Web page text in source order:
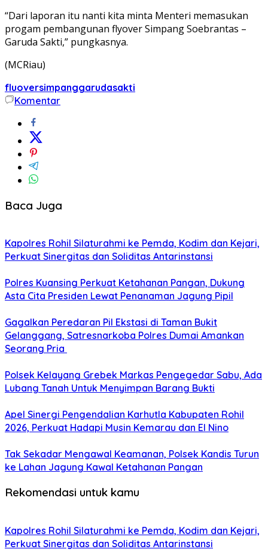
“Dari laporan itu nanti kita minta Menteri memasukan
progam pembangunan flyover Simpang Soebrantas –
Garuda Sakti,” pungkasnya.
(MCRiau)
fluoversimpanggarudasakti
Komentar
Baca Juga
Kapolres Rohil Silaturahmi ke Pemda, Kodim dan Kejari,
Perkuat Sinergitas dan Soliditas Antarinstansi
Polres Kuansing Perkuat Ketahanan Pangan, Dukung
Asta Cita Presiden Lewat Penanaman Jagung Pipil
Gagalkan Peredaran Pil Ekstasi di Taman Bukit
Gelanggang, Satresnarkoba Polres Dumai Amankan
Seorang Pria
Polsek Kelayang Grebek Markas Pengegedar Sabu, Ada
Lubang Tanah Untuk Menyimpan Barang Bukti
Apel Sinergi Pengendalian Karhutla Kabupaten Rohil
2026, Perkuat Hadapi Musin Kemarau dan El Nino
Tak Sekadar Mengawal Keamanan, Polsek Kandis Turun
ke Lahan Jagung Kawal Ketahanan Pangan
Rekomendasi untuk kamu
Kapolres Rohil Silaturahmi ke Pemda, Kodim dan Kejari,
Perkuat Sinergitas dan Soliditas Antarinstansi